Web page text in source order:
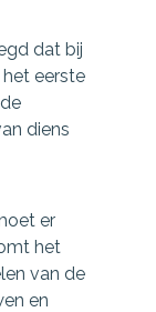
dat bij
eerste
diens
er
het
van de
en